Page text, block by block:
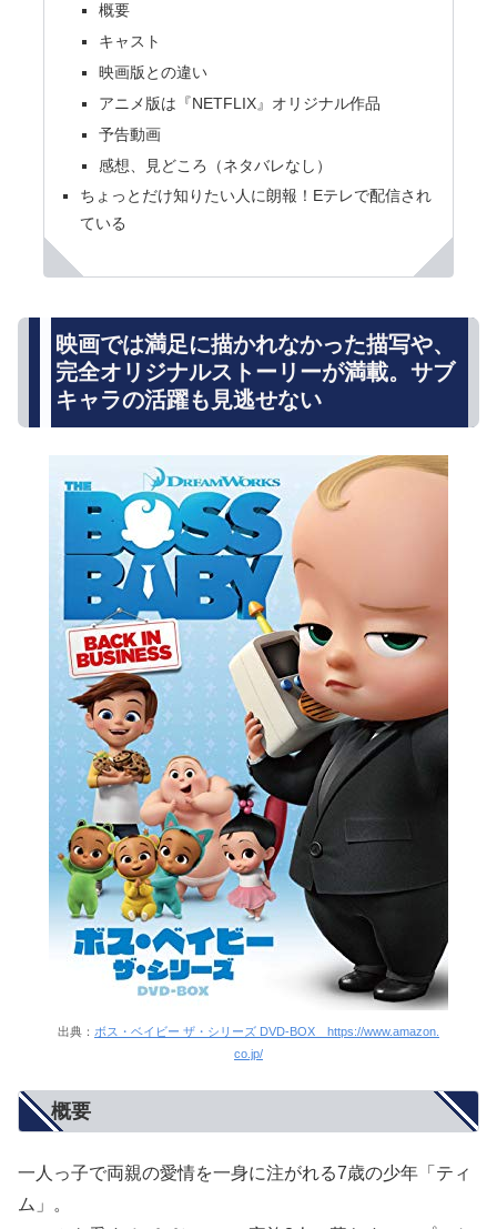
概要
キャスト
映画版との違い
アニメ版は『NETFLIX』オリジナル作品
予告動画
感想、見どころ（ネタバレなし）
ちょっとだけ知りたい人に朗報！Eテレで配信され
ている
映画では満足に描かれなかった描写や、
完全オリジナルストーリーが満載。サブ
キャラの活躍も見逃せない
出典： ボス・ベイビー ザ・シリーズ DVD-BOX https://www.amazon.
co.jp/
概要
一人っ子で両親の愛情を一身に注がれる7歳の少年「ティ
ム」。